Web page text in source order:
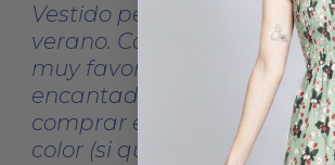
Vestido perfecto para el
verano. Comodo, fresquito y
muy favorecedor. Estoy tan
encantada que me voy a
comprar el mismo en otro
color (si quedan, claro...)